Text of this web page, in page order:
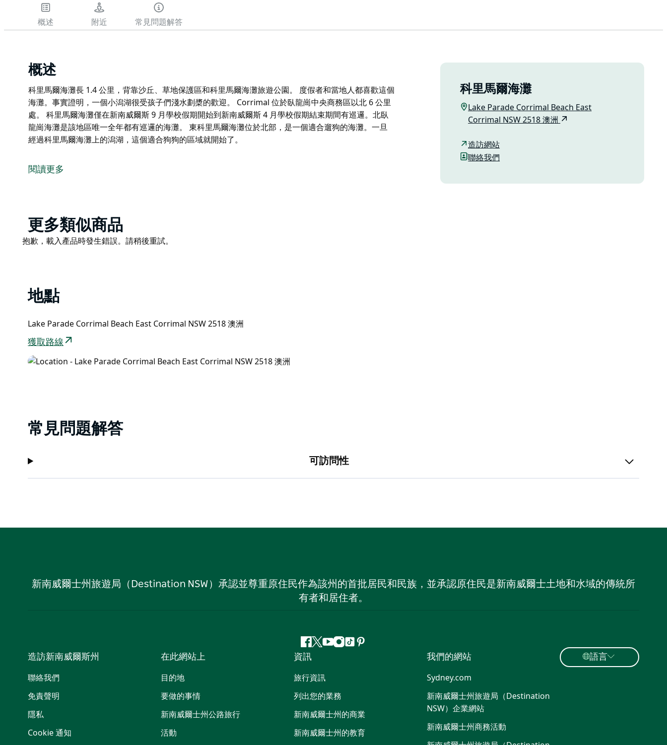
概述 附近 常見問題解答
概述
科里馬爾海灘長 1.4 公里，背靠沙丘、草地保護區和科里馬爾海灘旅遊公園。 度假者和當地人都喜歡這個
海灘。事實證明，一個小潟湖很受孩子們淺水劃槳的歡迎。 Corrimal 位於臥龍崗中央商務區以北 6 公里
處。 科里馬爾海灘僅在新南威爾斯 9 月學校假期開始到新南威爾斯 4 月學校假期結束期間有巡邏。北臥
龍崗海灘是該地區唯一全年都有巡邏的海灘。 東科里馬爾海灘位於北部，是一個適合遛狗的海灘。一旦
經過科里馬爾海灘上的潟湖，這個適合狗狗的區域就開始了。
度假者和當地人都喜歡這個海灘。事實證明，一個小潟湖很受孩子們淺水劃槳的歡迎。 Corrimal 位於臥
東科里馬爾海灘位於北部，是一個適合遛狗的海灘。一旦經過科里馬爾海灘上的潟湖，這個適合狗狗的區
域就開始了。
閱讀更多
科里馬爾海灘
Lake Parade Corrimal Beach East
Corrimal NSW 2518 澳洲
造訪網站
聯絡我們
Product
List
更多類似商品
Product
抱歉，載入產品時發生錯誤。請稍後重試。
地點
Lake Parade Corrimal Beach East Corrimal NSW 2518 澳洲
獲取路線
常見問題解答
可訪問性
新南威爾士州旅遊局（Destination NSW）承認並尊重原住民作為該州的首批居民和民族，並承認原住民是新南威爾士土地和水域的傳統所
有者和居住者。
Facebook
嘰
喳
喳
Youtube
Instagram
抖 Pinterest
造訪新南威爾斯州
聯絡我們
免責聲明
隱私
Cookie 通知
在此網站上
目的地
要做的事情
新南威爾士州公路旅行
活動
資訊
旅行資訊
列出您的業務
新南威爾士州的商業
新南威爾士州的教育
我們的網站
Sydney.com
新南威爾士州旅遊局（Destination
NSW）企業網站
新南威爾士州商務活動
語言